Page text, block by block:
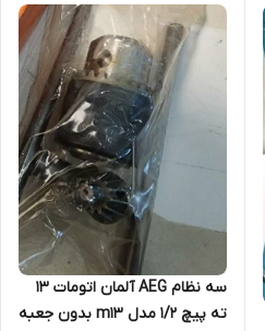
سه نظام AEG آلمان اتومات ۱۳
ته پیچ ۱/۲ مدل m13 بدون جعبه